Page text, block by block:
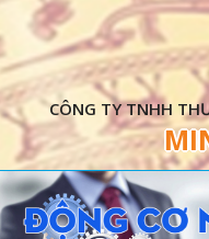
CÔNG TY TNHH